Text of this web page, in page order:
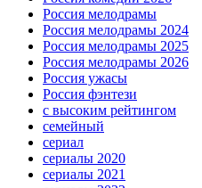
Россия мелодрамы
Россия мелодрамы 2024
Россия мелодрамы 2025
Россия мелодрамы 2026
Россия ужасы
Россия фэнтези
с высоким рейтингом
семейный
сериал
сериалы 2020
сериалы 2021